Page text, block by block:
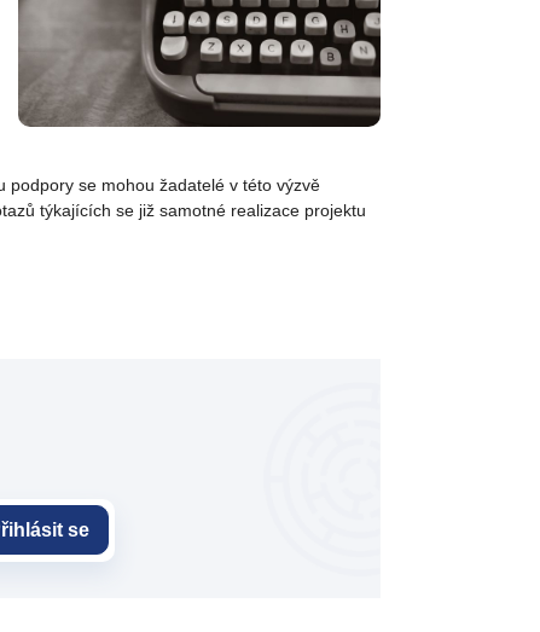
se mohou žadatelé v této výzvě
týkajících se již samotné realizace projektu
se